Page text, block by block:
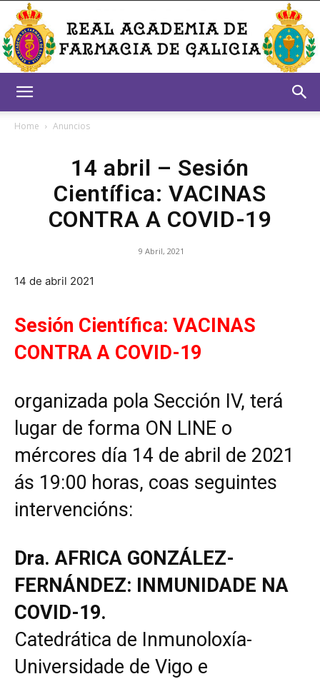
Academia
de
Galicia
Home Anuncios
14 abril – Sesión
Científica: VACINAS
CONTRA A COVID-19
9 Abril, 2021
14 de abril 2021
Sesión Científica: VACINAS
CONTRA A COVID-19
organizada pola Sección IV, terá
lugar de forma ON LINE o
mércores día 14 de abril de 2021
ás 19:00 horas, coas seguintes
intervencións:
Dra. AFRICA GONZÁLEZ-
FERNÁNDEZ: INMUNIDADE NA
COVID-19.
Catedrática de Inmunoloxía-
Universidade de Vigo e